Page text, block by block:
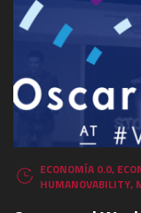
ECONOMÍA 0.0,
HUMANOVABILITY,